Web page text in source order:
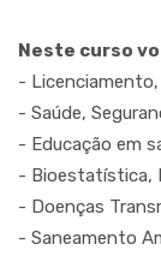
Neste curso
-
- Saúde,
- Educação em
- Bioestatística,
- Doenças
- Saneamento